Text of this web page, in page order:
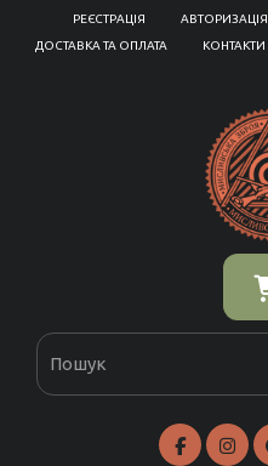
РЕЄСТРАЦІЯ АВТОРИЗАЦІЯ
ДОСТАВКА ТА ОПЛАТА
КОНТАКТИ